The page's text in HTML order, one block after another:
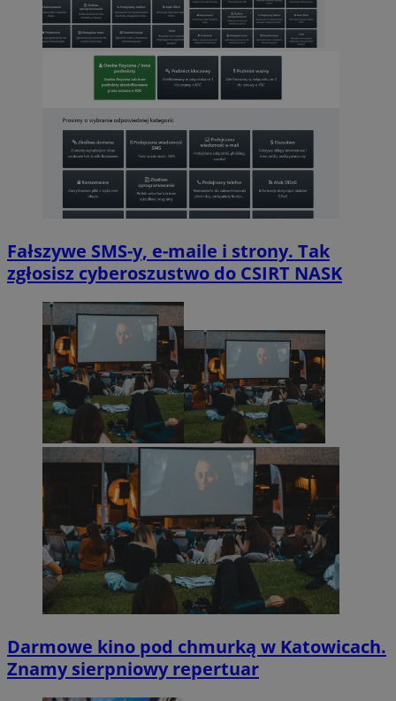
Fałszywe SMS-y, e-maile i strony. Tak
zgłosisz cyberoszustwo do CSIRT NASK
Darmowe kino pod chmurką w Katowicach.
Znamy sierpniowy repertuar